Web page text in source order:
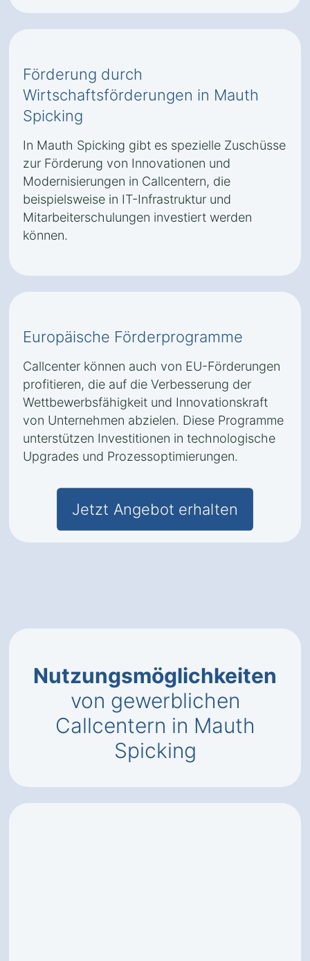
Förderung durch
Wirtschaftsförderungen in Mauth
Spicking
In Mauth Spicking gibt es spezielle Zuschüsse
zur Förderung von Innovationen und
Modernisierungen in Callcentern, die
beispielsweise in IT-Infrastruktur und
Mitarbeiterschulungen investiert werden
können.
Europäische Förderprogramme
Callcenter können auch von EU-Förderungen
profitieren, die auf die Verbesserung der
Wettbewerbsfähigkeit und Innovationskraft
von Unternehmen abzielen. Diese Programme
unterstützen Investitionen in technologische
Upgrades und Prozessoptimierungen.
Jetzt Angebot erhalten
Nutzungsmöglichkeiten
von gewerblichen
Callcentern in Mauth
Spicking